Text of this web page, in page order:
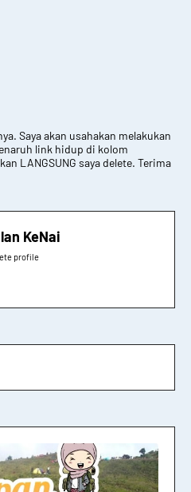
Saya akan usahakan melakukan
link hidup di kolom
LANGSUNG saya delete. Terima
KeNai
profile